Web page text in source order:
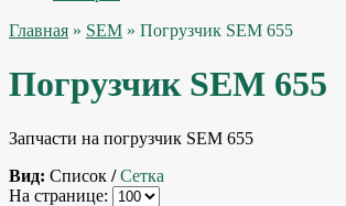
Главная » SEM » Погрузчик SEM 655
Погрузчик SEM 655
Запчасти на погрузчик SEM 655
Вид: Список / Сетка
На странице: